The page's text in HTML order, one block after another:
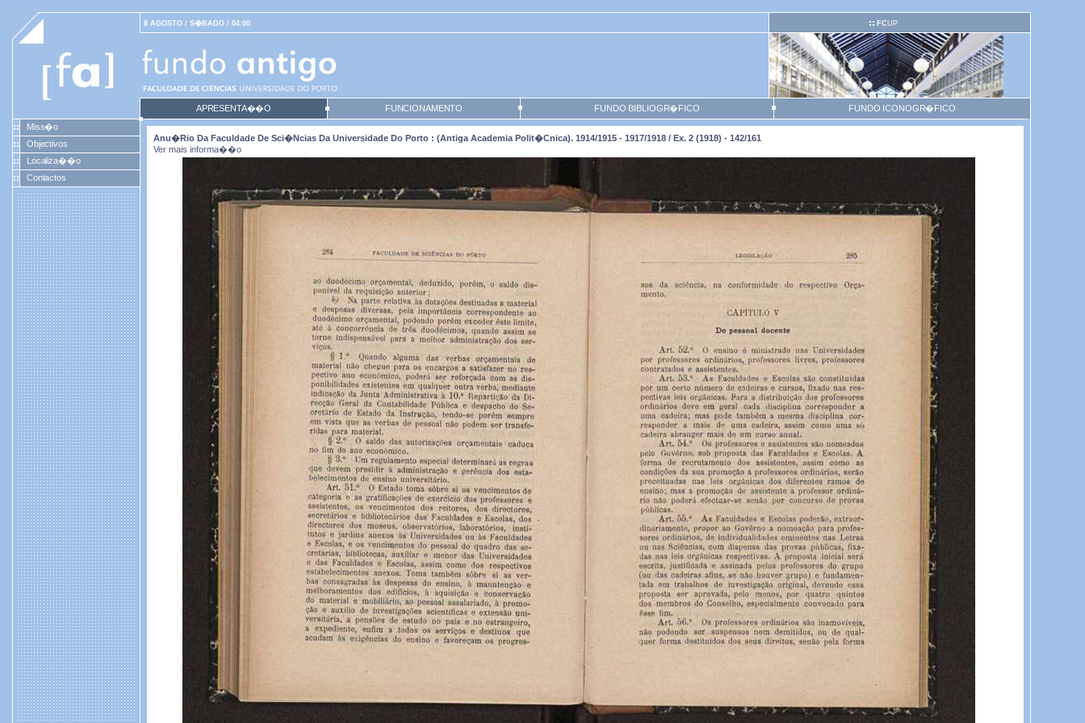
8 AGOSTO / S�BADO / 04:00 FCUP
APRESENTA��O FUNCIONAMENTO FUNDO BIBLIOGR�FICO
FUNDO ICONOGR�FICO
Miss�o
Objectivos
Localiza��o
Contactos
Anu�rio Da Faculdade De Sci�ncias Da Universidade Do Porto : (antiga Academia Polit�cnica). 1914/1915 - 1917/1918 / Ex. 2 (1918) - 142/161
Ver mais informa��o